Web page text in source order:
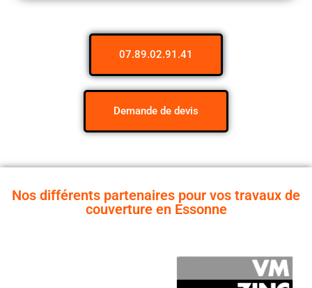
07.89.02.91.41
Demande de devis
Nos différents partenaires pour vos travaux de
couverture en Essonne